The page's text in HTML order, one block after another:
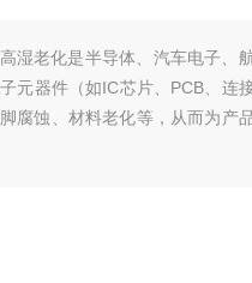
湿老化是半导体、汽车电子、
元器件（如IC芯片、PCB、连
腐蚀、材料老化等，从而为产